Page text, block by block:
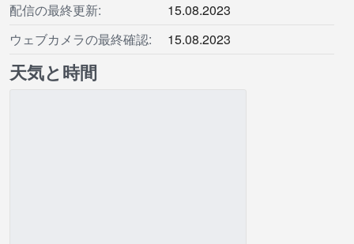
配信の最終更新:
15.08.2023
ウェブカメラの最終確認:
15.08.2023
天気と時間